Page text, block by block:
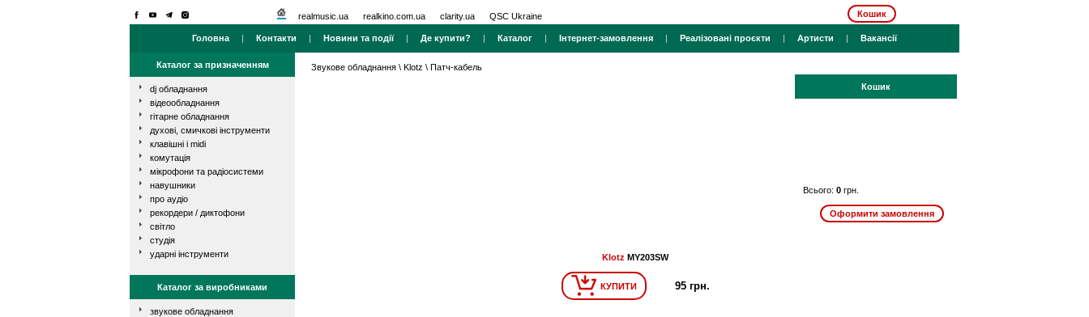
realmusic.ua realkino.com.ua clarity.ua QSC Ukraine Кошик
Головна | Контакти | Новини та події| Де купити? | Каталог | Інтернет-замовлення | Реалізовані проєкти | Артисти | Вакансії
Каталог за призначенням
dj обладнання
відеообладнання
гітарне обладнання
духові, смичкові інструменти
клавішні і midi
комутація
мікрофони та радіосистеми
навушники
про аудіо
рекордери / диктофони
світло
студія
ударні інструменти
Каталог за виробниками
звукове обладнання
Звукове обладнання \ Klotz \ Патч-кабель
Кошик
Всього: 0 грн.
Klotz MY203SW
КУПИТИ 95 грн.